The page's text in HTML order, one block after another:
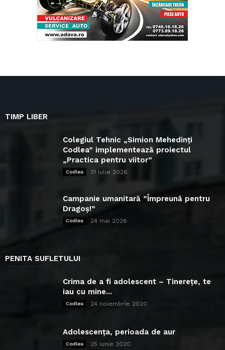
TIMP LIBER
Colegiul Tehnic „Simion Mehedinți
Codlea” implementează proiectul
„Practica pentru viitor”
Codlea 31 iulie 2026
Campanie umanitară ”Împreună pentru
Dragoș!”
Codlea 24 mai 2026
PENITA SUFLETULUI
Crima de a fi adolescent – Tinerețe, te
iau cu mine...
Codlea 24 noiembrie 2020
Adolescența, perioada de aur
Codlea 25 iunie 2020